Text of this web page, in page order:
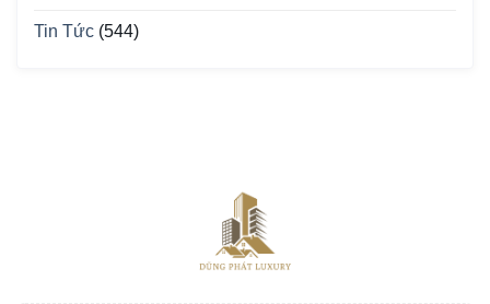
Tin Tức (544)